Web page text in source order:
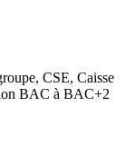
CSE, Caisse
BAC à BAC+2